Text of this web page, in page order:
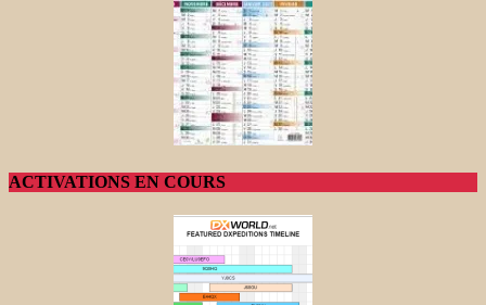
ACTIVATIONS EN COURS